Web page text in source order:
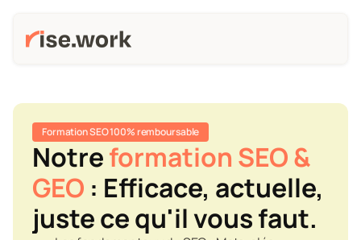
Formation SEO 100% remboursable
Notre formation SEO &
GEO : Efficace, actuelle,
juste ce qu'il vous faut.